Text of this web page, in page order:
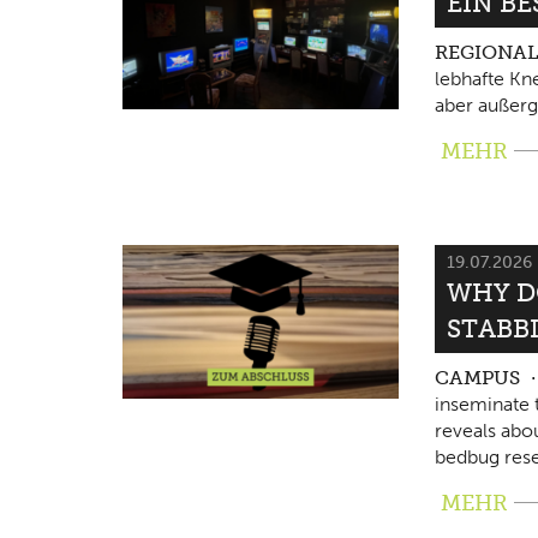
lebhafte
aber
MEHR
19.07.2026
WHY
CAMPUS
inseminate
reveals
bedbug
MEHR